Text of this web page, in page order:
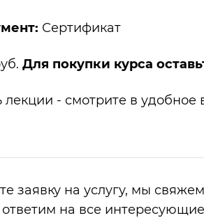
Сертификат
Для покупки курса
лекции - смотрите в удобное
заявку на услугу, мы
на все